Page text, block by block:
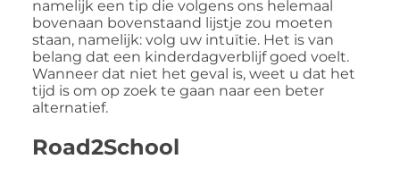
namelijk een tip die volgens ons helemaal
bovenaan bovenstaand lijstje zou moeten
staan, namelijk: volg uw intuïtie. Het is van
belang dat een kinderdagverblijf goed voelt.
Wanneer dat niet het geval is, weet u dat het
tijd is om op zoek te gaan naar een beter
alternatief.
Road2School